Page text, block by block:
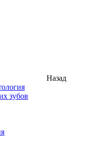
Назад
зубов